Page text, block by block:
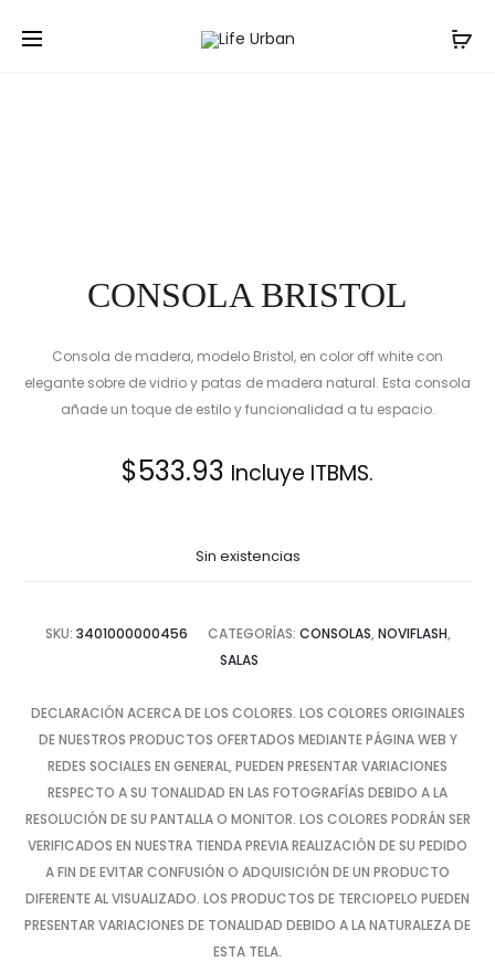
CONSOLA
MESA
Inicio Consolas CONSOLA BRISTOL
CONSOLA BRISTOL
Consola de madera, modelo Bristol, en color off white con
elegante sobre de vidrio y patas de madera natural. Esta consola
añade un toque de estilo y funcionalidad a tu espacio.
$533.93 Incluye ITBMS.
Sin existencias
SKU: 3401000000456 CATEGORÍAS: CONSOLAS, NOVIFLASH,
SALAS
DECLARACIÓN ACERCA DE LOS COLORES. LOS COLORES ORIGINALES
DE NUESTROS PRODUCTOS OFERTADOS MEDIANTE PÁGINA WEB Y
REDES SOCIALES EN GENERAL, PUEDEN PRESENTAR VARIACIONES
RESPECTO A SU TONALIDAD EN LAS FOTOGRAFÍAS DEBIDO A LA
RESOLUCIÓN DE SU PANTALLA O MONITOR. LOS COLORES PODRÁN SER
VERIFICADOS EN NUESTRA TIENDA PREVIA REALIZACIÓN DE SU PEDIDO
A FIN DE EVITAR CONFUSIÓN O ADQUISICIÓN DE UN PRODUCTO
DIFERENTE AL VISUALIZADO. LOS PRODUCTOS DE TERCIOPELO PUEDEN
PRESENTAR VARIACIONES DE TONALIDAD DEBIDO A LA NATURALEZA DE
ESTA TELA.